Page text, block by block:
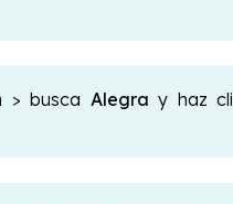
> busca Alegray haz